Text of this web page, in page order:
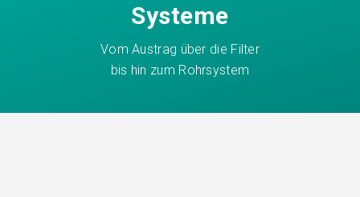
Systeme
Vom Austrag über die Filter
bis hin zum Rohrsystem